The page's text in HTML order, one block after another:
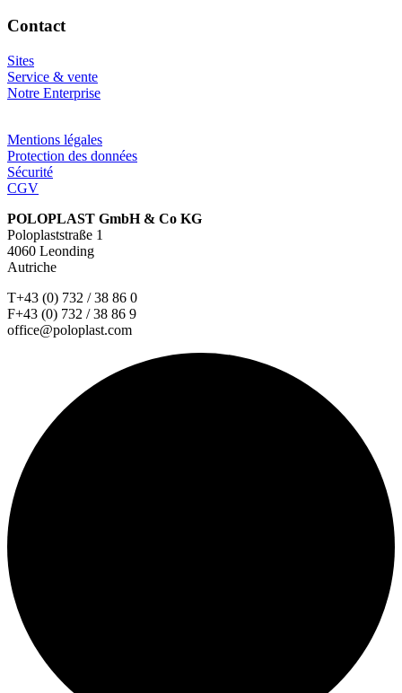
Contact
Sites
Service & vente
Notre Enterprise
Mentions légales
Protection des données
Sécurité
CGV
POLOPLAST GmbH & Co KG
Poloplaststraße 1
4060 Leonding
Autriche
T+43 (0) 732 / 38 86 0
F+43 (0) 732 / 38 86 9
office@poloplast.com